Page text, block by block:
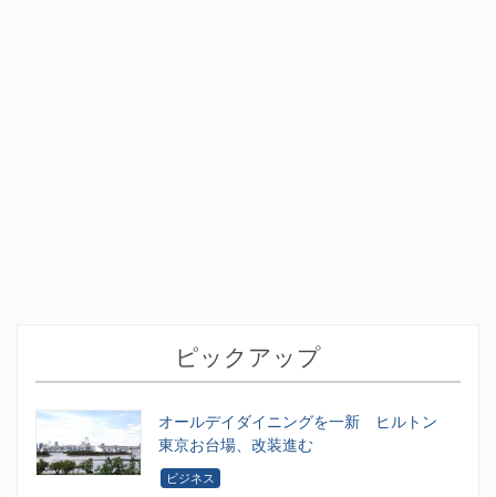
ピックアップ
オールデイダイニングを一新 ヒルトン
東京お台場、改装進む
ビジネス